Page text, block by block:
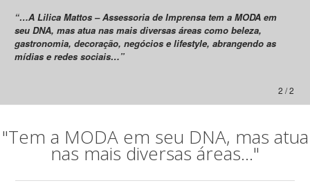
“…A Lilica Mattos – Assessoria de Imprensa tem a MODA em
seu DNA, mas atua nas mais diversas áreas como beleza,
gastronomia, decoração, negócios e lifestyle, abrangendo as
mídias e redes sociais…”
2 / 2
"Tem a MODA em seu DNA, mas atua
nas mais diversas áreas..."